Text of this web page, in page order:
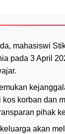
mahasiswi
pada 3 April
kos korban dan
pihak
akan